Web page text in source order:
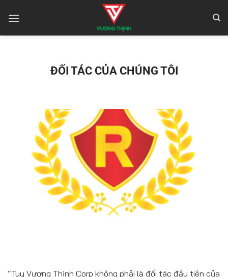
qua
ĐỐI TÁC CỦA CHÚNG TÔI
“Tuy Vương Thịnh Corp không phải là đối tác đầu tiên của